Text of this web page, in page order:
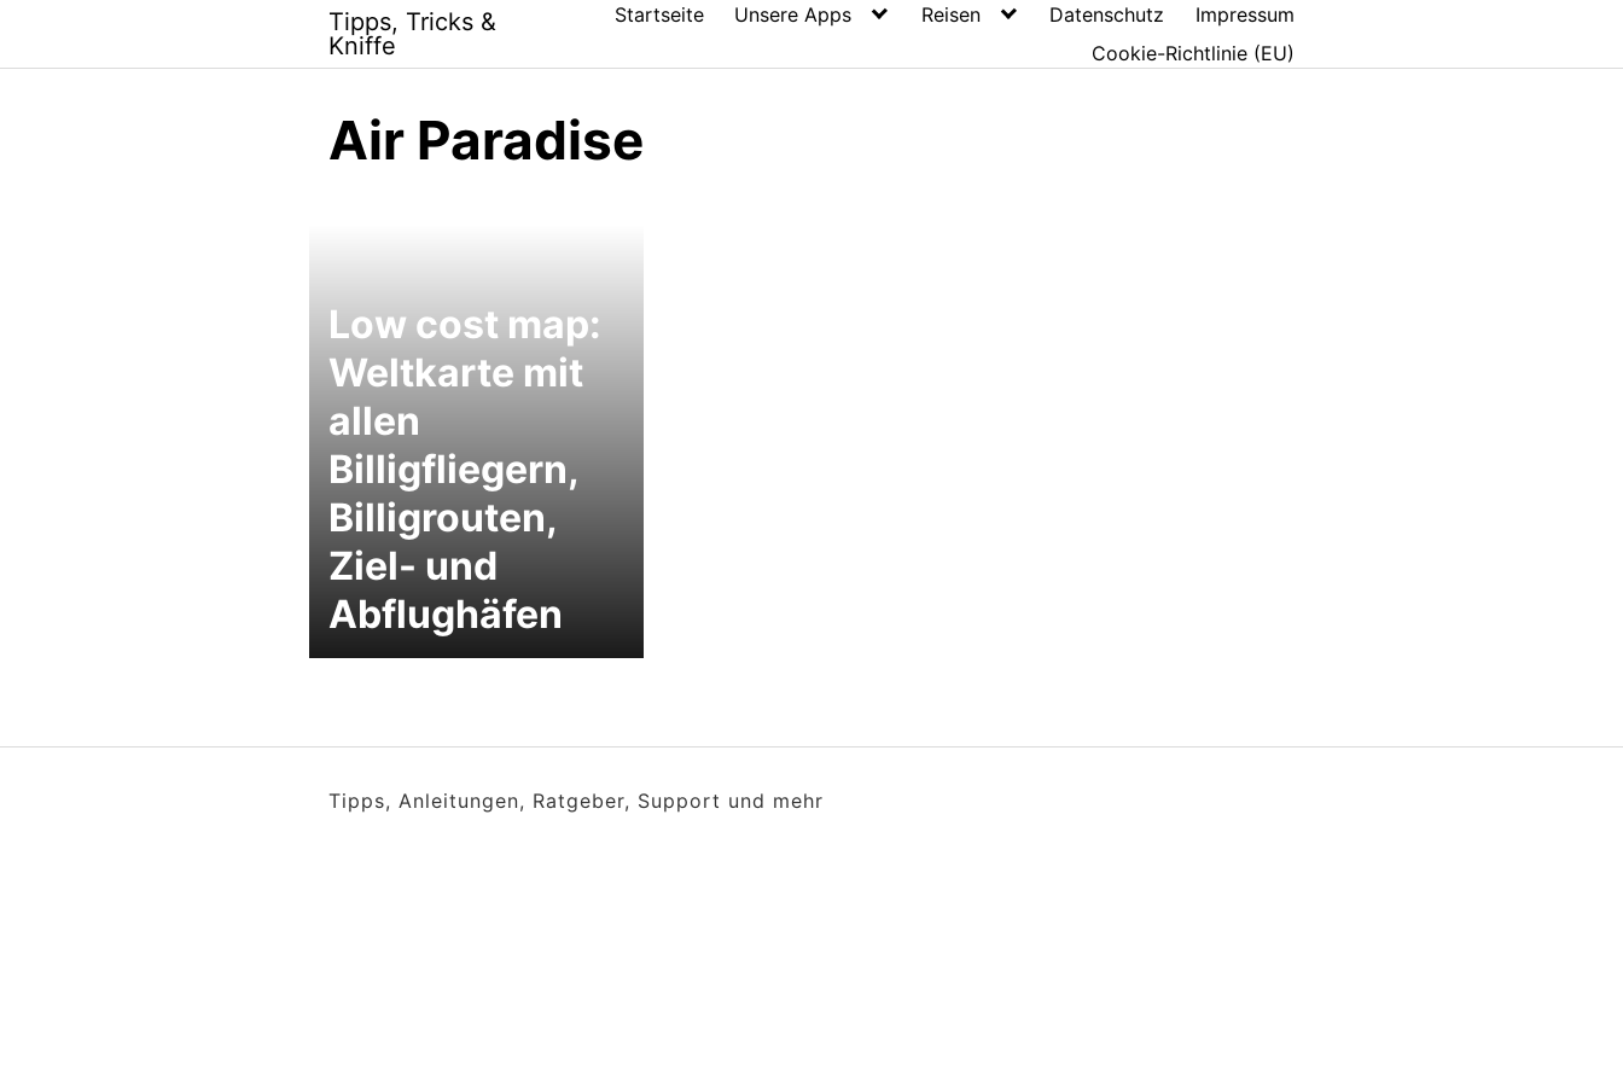
content
Tipps, Tricks &
Kniffe
Startseite Unsere Apps Reisen Datenschutz
Impressum
Cookie-Richtlinie (EU)
Air Paradise
Low cost map:
Weltkarte mit
allen
Billigfliegern,
Billigrouten,
Ziel- und
Abflughäfen
Tipps, Anleitungen, Ratgeber, Support und mehr